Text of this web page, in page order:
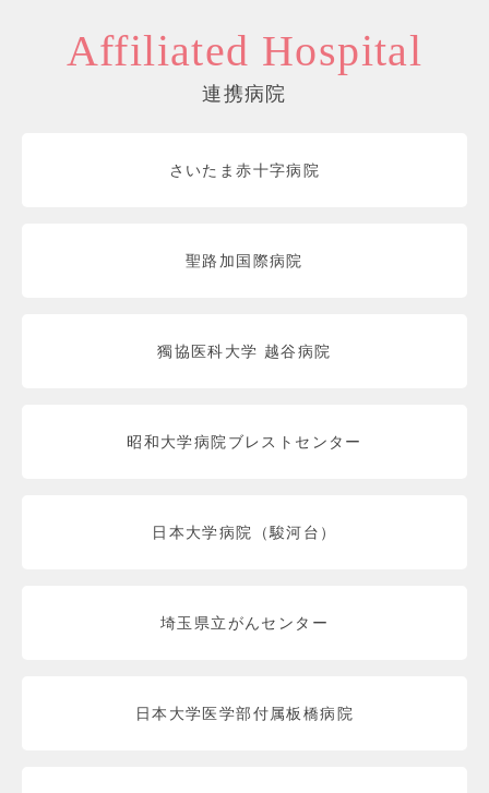
Affiliated Hospital
連携病院
さいたま赤十字病院
聖路加国際病院
獨協医科大学 越谷病院
昭和大学病院ブレストセンター
日本大学病院（駿河台）
埼玉県立がんセンター
日本大学医学部付属板橋病院